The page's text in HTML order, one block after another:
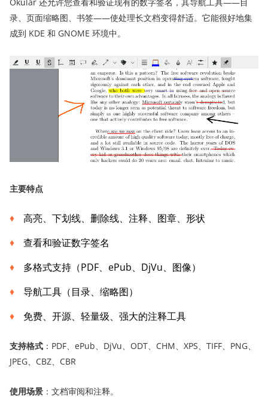
录、页面缩略图、书签——使处理长文档变得舒适。它能很好地集
成到 KDE 和 GNOME 环境中。
主要特点
高亮、下划线、删除线、注释、图章、形状
查看和验证数字签名
多格式支持（PDF、ePub、DjVu、图像）
导航工具（目录、缩略图）
免费、开源、轻量级、强大的注释工具
支持格式 ：PDF、ePub、DjVu、ODT、CHM、XPS、TIFF、PNG、
JPEG、CBZ、CBR
使用场景 ：文档审阅和注释。